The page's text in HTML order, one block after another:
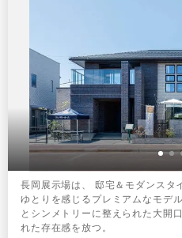
⻑岡展⽰場は、 邸宅＆モダンスタ
ゆとりを感じるプレミアムなモデ
とシンメトリーに整えられた⼤開
れた存在感を放つ。